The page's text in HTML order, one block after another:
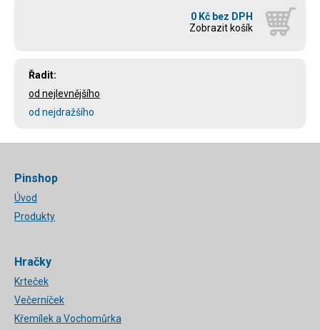
0 Kč bez DPH
Zobrazit košík
Řadit:
od nejlevnějšího
od nejdražšího
Pinshop
Úvod
Produkty
Hračky
Krteček
Večerníček
Křemílek a Vochomůrka